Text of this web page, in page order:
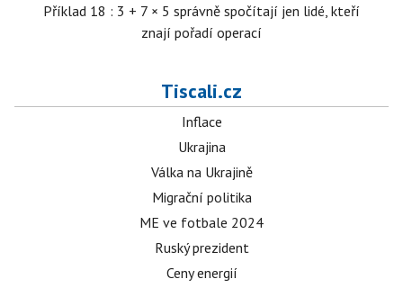
Příklad 18 : 3 + 7 × 5 správně spočítají jen lidé, kteří
znají pořadí operací
Tiscali.cz
Inflace
Ukrajina
Válka na Ukrajině
Migrační politika
ME ve fotbale 2024
Ruský prezident
Ceny energií